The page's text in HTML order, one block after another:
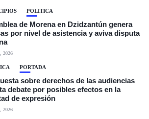
POLÍTICA
de Morena en Dzidzantún genera
por nivel de asistencia y aviva disputa
2026
PORTADA
sobre derechos de las audiencias
debate por posibles efectos en la
de expresión
2026